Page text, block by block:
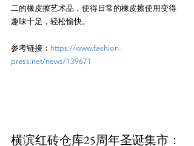
二的橡皮擦艺术品，使得日常的橡皮擦使用变得
参考链接： https://www.fashion-
press.net/news/139671
横滨红砖仓库25周年圣诞集市：